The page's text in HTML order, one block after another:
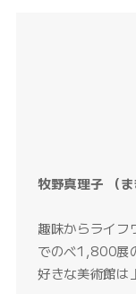
牧野真理子 （ま
趣味からライフ
でのべ1,800展
好きな美術館は